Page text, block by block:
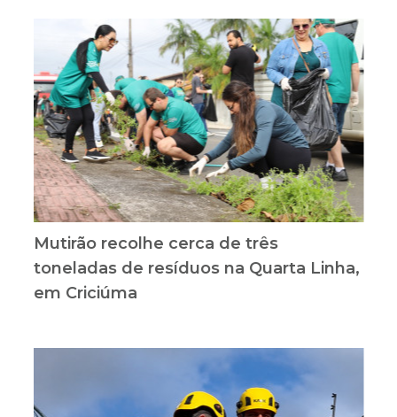
Mutirão recolhe cerca de três
toneladas de resíduos na Quarta Linha,
em Criciúma